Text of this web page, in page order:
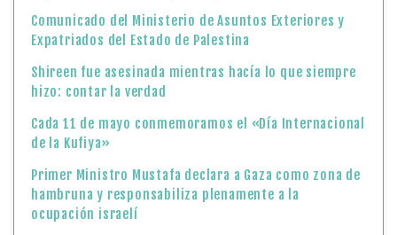
Comunicado del Ministerio de Asuntos Exteriores y
Expatriados del Estado de Palestina
Shireen fue asesinada mientras hacía lo que siempre
hizo: contar la verdad
Cada 11 de mayo conmemoramos el «Día Internacional
de la Kufiya»
Primer Ministro Mustafa declara a Gaza como zona de
hambruna y responsabiliza plenamente a la
ocupación israelí